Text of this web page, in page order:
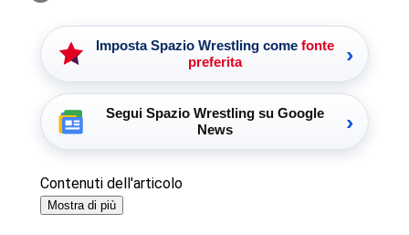
Imposta Spazio Wrestling come fonte
preferita
›
Segui Spazio Wrestling su Google
News
›
Contenuti dell'articolo
Mostra di più